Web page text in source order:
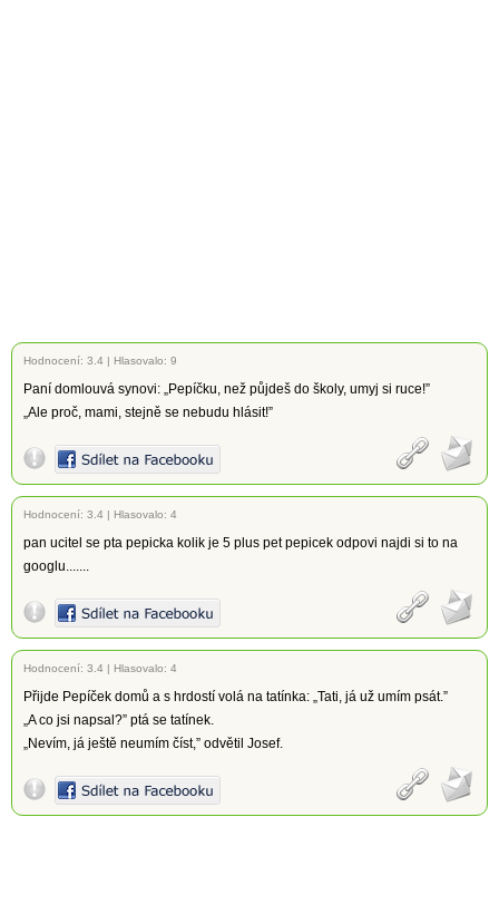
Hodnocení: 3.4 | Hlasovalo: 9
Paní domlouvá synovi: „Pepíčku, než půjdeš do školy, umyj si ruce!”
„Ale proč, mami, stejně se nebudu hlásit!”
Hodnocení: 3.4 | Hlasovalo: 4
pan ucitel se pta pepicka kolik je 5 plus pet pepicek odpovi najdi si to na
googlu.......
Hodnocení: 3.4 | Hlasovalo: 4
Přijde Pepíček domů a s hrdostí volá na tatínka: „Tati, já už umím psát.”
„A co jsi napsal?” ptá se tatínek.
„Nevím, já ještě neumím číst,” odvětil Josef.